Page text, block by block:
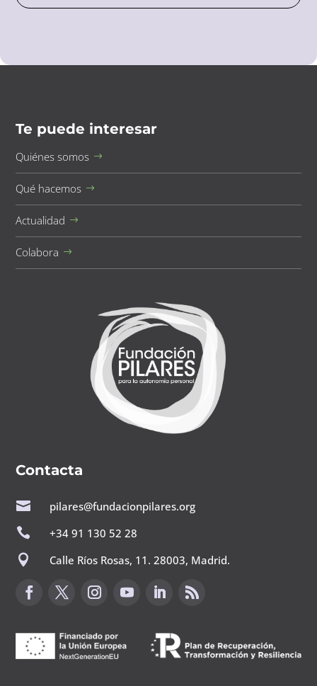
Te puede interesar
Quiénes somos
Qué hacemos
Actualidad
Colabora
Contacta

pilares@fundacionpilares.org

+34 91 130 52 28

Calle Ríos Rosas, 11. 28003, Madrid.